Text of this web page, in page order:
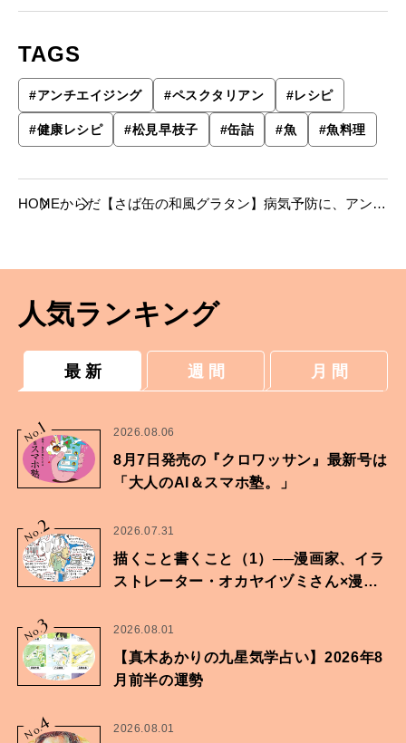
TAGS
#アンチエイジング #ペスクタリアン #レシピ
#健康レシピ #松見早枝子 #缶詰 #魚 #魚料理
HOMEからだ 【さば缶の和風グラタン】病気予防に、アンチ
人気ランキング
最 新 週 間 月 間
No.
1 2026.08.06
8月7日発売の『クロワッサン』最新号は
「大人のAI＆スマホ塾。」
No.2 2026.07.31
描くこと書くこと（1）──漫画家、イラ
ストレーター・オカヤイヅミさん×漫画
No.3 2026.08.01
【真木あかりの九星気学占い】2026年8
月前半の運勢
No.
4 2026.08.01